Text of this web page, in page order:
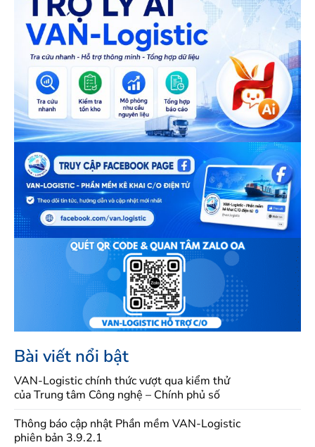
Bài viết nổi bật
VAN-Logistic chính thức vượt qua kiểm thử
của Trung tâm Công nghệ – Chính phủ số
Thông báo cập nhật Phần mềm VAN-Logistic
phiên bản 3.9.2.1